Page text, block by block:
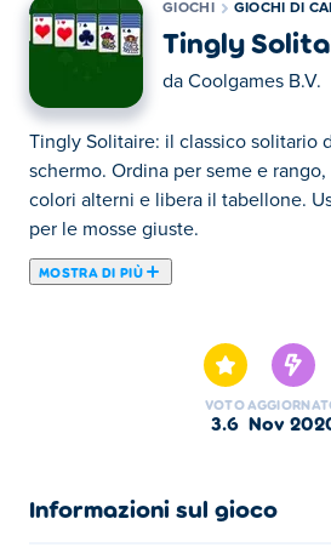
GIOCHI GIOCHI DI
Tingly
da Coolgames B.V.
Tingly Solitaire: il classico solitario
schermo. Ordina per seme e
colori alterni e libera il tabellone.
per le mosse giuste.
MOSTRA DI PIÙ
è riempire tutti i mazzi nell'angolo
Guadagna punti per ogni mossa
VOTO
3.6 nov
Informazioni sul gioco